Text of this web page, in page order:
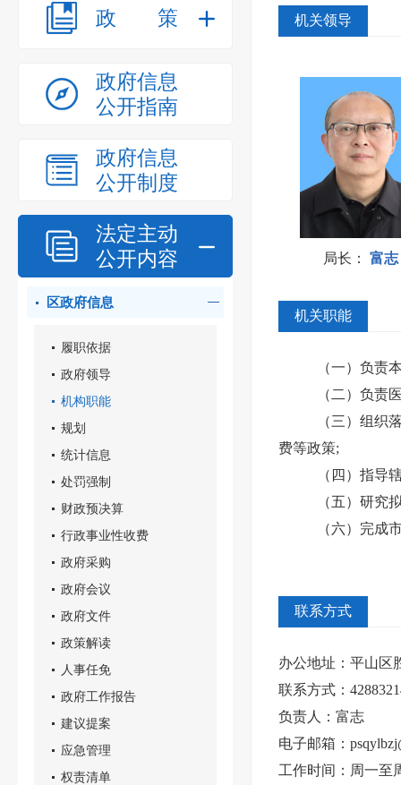
政策
政府信息
公开指南
政府信息
公开制度
法定主动
公开内容
区政府信息
履职依据
政府领导
机构职能
规划
统计信息
处罚强制
财政预决算
行政事业性收费
政府采购
政府会议
政府文件
政策解读
人事任免
政府工作报告
建议提案
应急管理
权责清单
机关领导
局长 ： 富志
机关职能
（一）负责
（二）负责
（三）组织
费等政策;
（四）指导
（五）研究
（六）完成
联系方式
办公地址：平山区
联系方式：
负责人：富志
电子邮箱：
工作时间：周一至